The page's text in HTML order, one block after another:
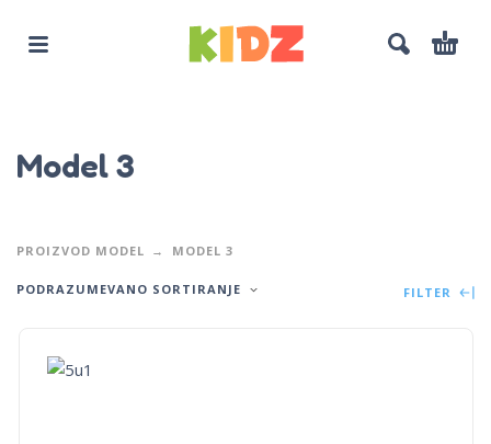
Model 3
PROIZVOD MODEL MODEL 3
PODRAZUMEVANO SORTIRANJE FILTER